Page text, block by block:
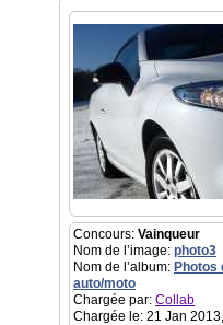
Concours: Vainqueur
Nom de l’image: photo3
Nom de l’album: Photos
auto/moto
Chargée par: Collab
Chargée le: 21 Jan